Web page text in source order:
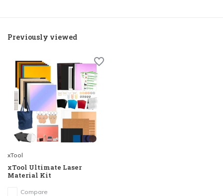
Previously viewed
xTool
xTool Ultimate Laser
Material Kit
Compare